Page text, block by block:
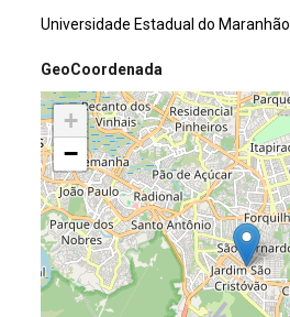
Universidade Estadual do Maranhão
GeoCoordenada
+
−